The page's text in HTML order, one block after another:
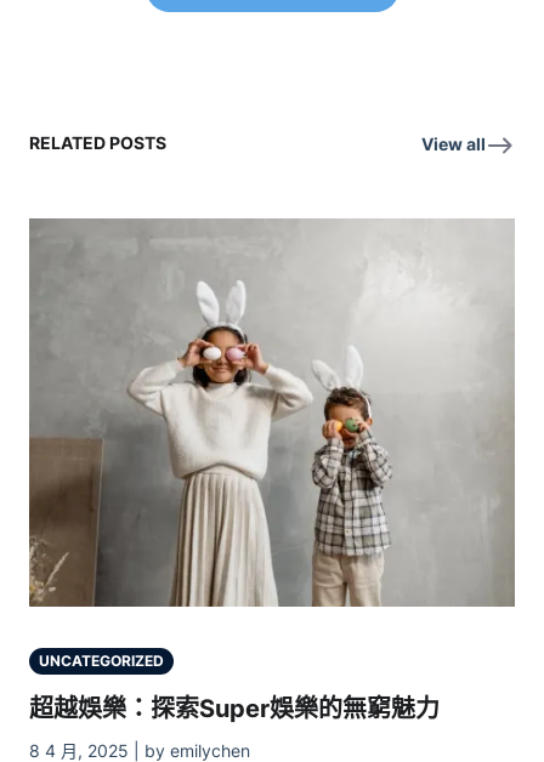
RELATED POSTS View all
UNCATEGORIZED
超越娛樂：探索Super娛樂的無窮魅力
8 4 月, 2025 | by emilychen